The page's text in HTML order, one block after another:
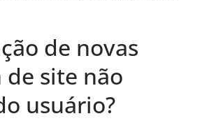
de novas
site não
usuário?